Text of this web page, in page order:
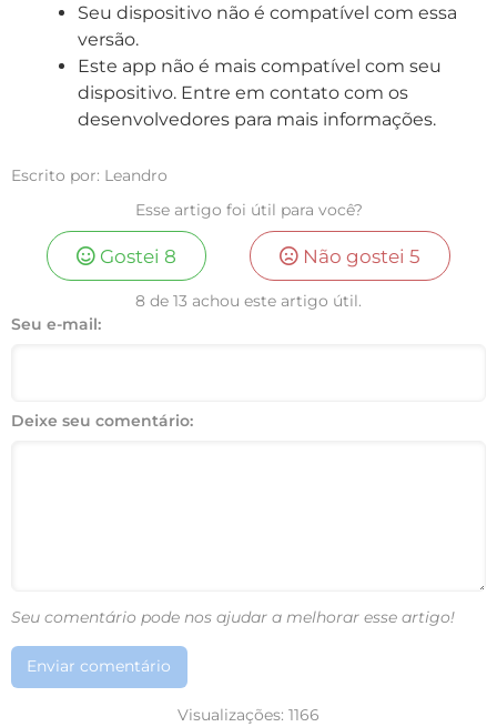
Seu dispositivo não é compatível com essa
versão.
Este app não é mais compatível com seu
dispositivo. Entre em contato com os
desenvolvedores para mais informações.
Escrito por: Leandro
Esse artigo foi útil para você?
Gostei8 Não gostei 5
8 de 13 achou este artigo útil.
Seu e-mail:
Deixe seu comentário:
Seu comentário pode nos ajudar a melhorar esse artigo!
Enviar comentário
Visualizações: 1166